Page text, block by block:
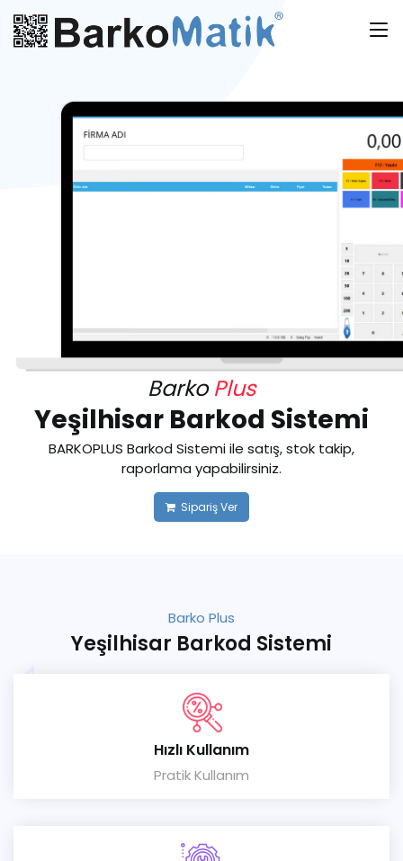
BarkoPlus
Yeşilhisar Barkod Sistemi
BARKOPLUS Barkod Sistemi ile satış, stok takip,
raporlama yapabilirsiniz.
Sipariş Ver
Barko Plus
Yeşilhisar Barkod Sistemi
Hızlı Kullanım
Pratik Kullanım